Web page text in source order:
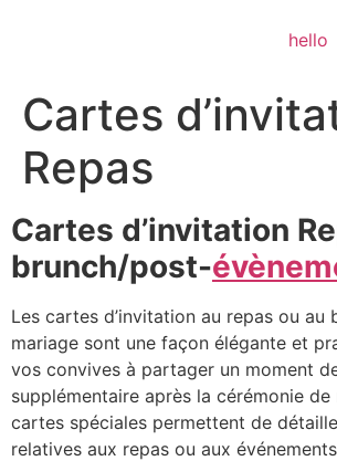
hello
Cartes
Repas
Cartes d’invitation
brunch/post-
Les cartes d’invitation au repas ou au
mariage sont une façon élégante et
vos convives à partager un moment
supplémentaire après la cérémonie de
cartes spéciales permettent de
relatives aux repas ou aux